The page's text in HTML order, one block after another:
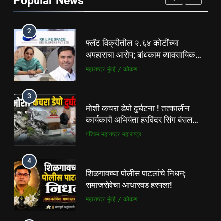
2
फ्लॅट विक्रीतील २.६४ कोटींच्या
अपहाराचा आरोप; बांधकाम व्यावसायिक
दाम्पत्यावर गुन्हा
महाराष्ट्र मुंबई / कोकण
3
मोशी कचरा डेपो दुर्घटना ! तत्कालीन
कार्यकारी अभियंता हरविंदर सिंग बंसल
यांच्या चौकशीची मागणी
पश्चिम महाराष्ट्र महाराष्ट्र
4
शिळगावच्या पोलीस पाटलांचे निधन;
समाजसेवेचा आधारवड हरपला!
महाराष्ट्र मुंबई / कोकण